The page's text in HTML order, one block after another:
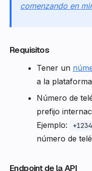
comenzando en
Requisitos
Tener un
a la
Número de
prefijo
Ejemplo:
número de
Endpoint de la API